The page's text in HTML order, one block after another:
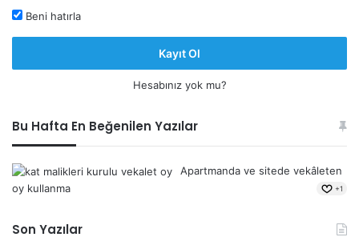
Beni hatırla
Kayıt Ol
Hesabınız yok mu?
Bu Hafta En Beğenilen Yazılar
Apartmanda ve sitede vekâleten
oy kullanma
+1
Son Yazılar